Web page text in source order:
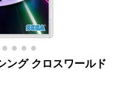
ング クロスワールド